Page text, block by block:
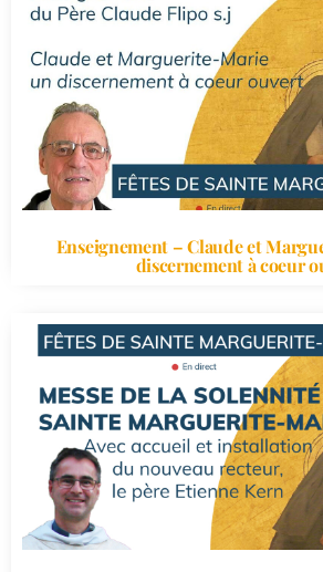
Enseignement – Claude et
discernement à coeur